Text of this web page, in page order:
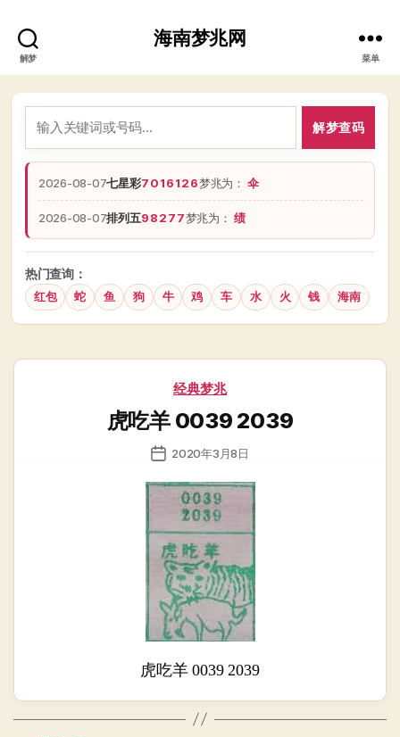
解梦
海南梦兆网
菜单
解梦查码
2026-08-07七星彩7016126梦兆为：伞
2026-08-07排列五98277梦兆为：绩
热门查询：
红包 蛇 鱼 狗 牛 鸡 车 水 火 钱 海南
分
经典梦兆
虎吃羊 0039 2039
发
日
2020年3月8日
虎吃羊 0039 2039